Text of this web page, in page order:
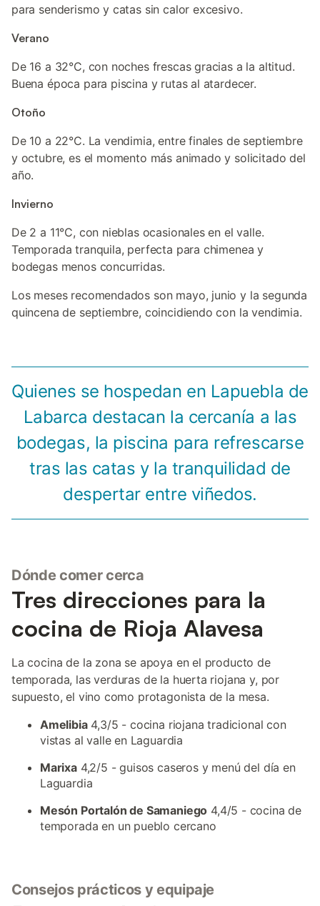
para senderismo y catas sin calor excesivo.
Verano
De 16 a 32°C, con noches frescas gracias a la altitud.
Buena época para piscina y rutas al atardecer.
Otoño
De 10 a 22°C. La vendimia, entre finales de septiembre
y octubre, es el momento más animado y solicitado del
año.
Invierno
De 2 a 11°C, con nieblas ocasionales en el valle.
Temporada tranquila, perfecta para chimenea y
bodegas menos concurridas.
Los meses recomendados son mayo, junio y la segunda
quincena de septiembre, coincidiendo con la vendimia.
Quienes se hospedan en Lapuebla de
Labarca destacan la cercanía a las
bodegas, la piscina para refrescarse
tras las catas y la tranquilidad de
despertar entre viñedos.
Dónde comer cerca
Tres direcciones para la
cocina de Rioja Alavesa
La cocina de la zona se apoya en el producto de
temporada, las verduras de la huerta riojana y, por
supuesto, el vino como protagonista de la mesa.
Amelibia4,3/5 - cocina riojana tradicional con
vistas al valle en Laguardia
Marixa4,2/5 - guisos caseros y menú del día en
Laguardia
Mesón Portalón de Samaniego 4,4/5 - cocina de
temporada en un pueblo cercano
Consejos prácticos y equipaje